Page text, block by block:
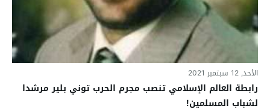
الأحد, 12 سبتمبر 2021
رابطة العالم الإسلامي تنصب مجرم الحرب توني بلير مرشدا
لشباب المسلمين!